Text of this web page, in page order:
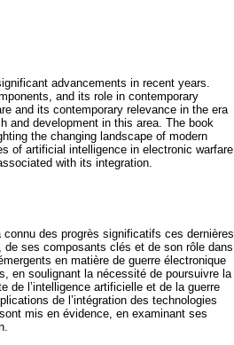
advancements in recent years.
and its role in contemporary
and its contemporary relevance in the era
and development in this area. The book
the changing landscape of modern
of artificial intelligence in electronic warfare
with its integration.
des progrès significatifs ces dernières
ses composants clés et de son rôle dans
en matière de guerre électronique
en soulignant la nécessité de poursuivre la
de l’intelligence artificielle et de la guerre
de l’intégration des technologies
mis en évidence, en examinant ses